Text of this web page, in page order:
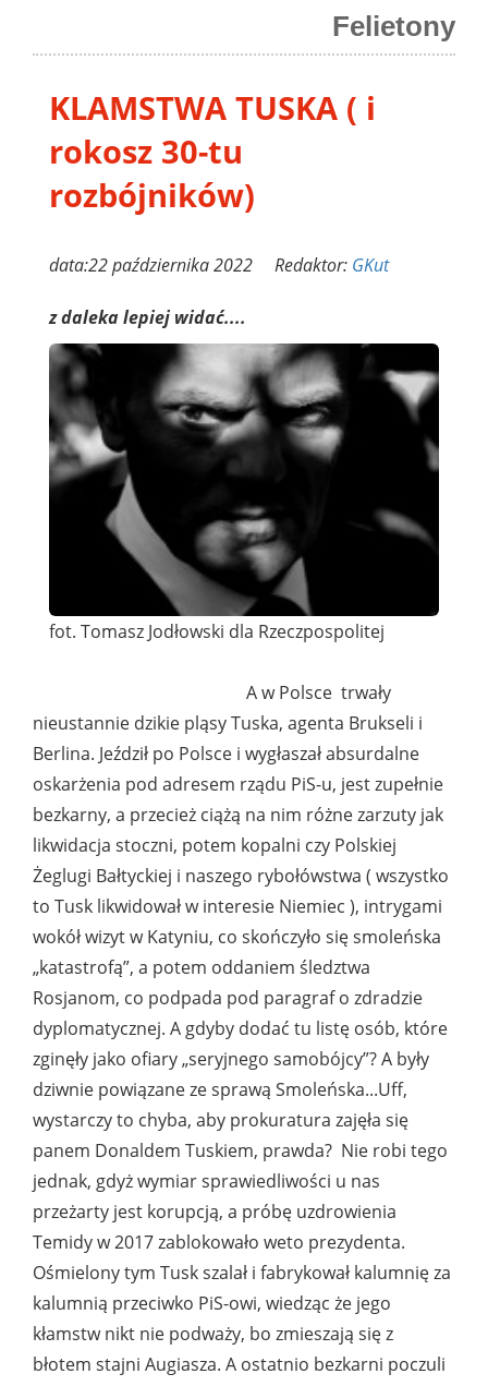
Felietony
KLAMSTWA TUSKA ( i
rokosz 30-tu
rozbójników)
data:22 października 2022 Redaktor: GKut
z daleka lepiej widać....
fot. Tomasz Jodłowski dla Rzeczpospolitej
A w Polsce trwały
nieustannie dzikie pląsy Tuska, agenta Brukseli i
Berlina. Jeździł po Polsce i wygłaszał absurdalne
oskarżenia pod adresem rządu PiS-u, jest zupełnie
bezkarny, a przecież ciążą na nim różne zarzuty jak
likwidacja stoczni, potem kopalni czy Polskiej
Żeglugi Bałtyckiej i naszego rybołówstwa ( wszystko
to Tusk likwidował w interesie Niemiec ), intrygami
wokół wizyt w Katyniu, co skończyło się smoleńska
„katastrofą”, a potem oddaniem śledztwa
Rosjanom, co podpada pod paragraf o zdradzie
dyplomatycznej. A gdyby dodać tu listę osób, które
zginęły jako ofiary „seryjnego samobójcy”? A były
dziwnie powiązane ze sprawą Smoleńska...Uff,
wystarczy to chyba, aby prokuratura zajęła się
panem Donaldem Tuskiem, prawda? Nie robi tego
jednak, gdyż wymiar sprawiedliwości u nas
przeżarty jest korupcją, a próbę uzdrowienia
Temidy w 2017 zablokowało weto prezydenta.
Ośmielony tym Tusk szalał i fabrykował kalumnię za
kalumnią przeciwko PiS-owi, wiedząc że jego
kłamstw nikt nie podważy, bo zmieszają się z
błotem stajni Augiasza. A ostatnio bezkarni poczuli